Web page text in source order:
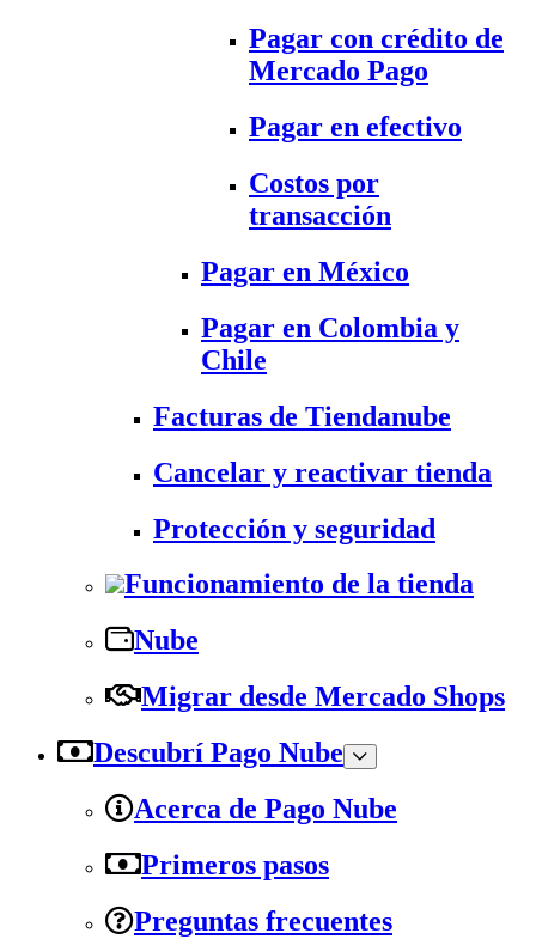
Pagar con crédito de
Mercado Pago
Pagar en efectivo
Costos por
transacción
Pagar en México
Pagar en Colombia y
Chile
Facturas de Tiendanube
Cancelar y reactivar tienda
Protección y seguridad
Funcionamiento de la tienda
Nube
Migrar desde Mercado Shops
Descubrí Pago Nube
Acerca de Pago Nube
Primeros pasos
Preguntas frecuentes